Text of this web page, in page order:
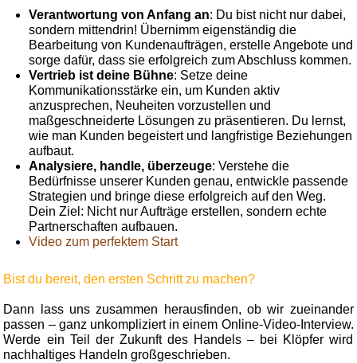
Verantwortung von Anfang an: Du bist nicht nur dabei,
sondern mittendrin! Übernimm eigenständig die
Bearbeitung von Kundenaufträgen, erstelle Angebote und
sorge dafür, dass sie erfolgreich zum Abschluss kommen.
Vertrieb ist deine Bühne: Setze deine
Kommunikationsstärke ein, um Kunden aktiv
anzusprechen, Neuheiten vorzustellen und
maßgeschneiderte Lösungen zu präsentieren. Du lernst,
wie man Kunden begeistert und langfristige Beziehungen
aufbaut.
Analysiere, handle, überzeuge: Verstehe die
Bedürfnisse unserer Kunden genau, entwickle passende
Strategien und bringe diese erfolgreich auf den Weg.
Dein Ziel: Nicht nur Aufträge erstellen, sondern echte
Partnerschaften aufbauen.
Video zum perfektem Start
Bist du bereit, den ersten Schritt zu machen?
Dann lass uns zusammen herausfinden, ob wir zueinander
passen – ganz unkompliziert in einem Online-Video-Interview.
Werde ein Teil der Zukunft des Handels – bei Klöpfer wird
nachhaltiges Handeln großgeschrieben.